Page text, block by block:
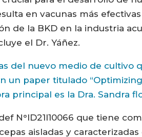
en vacunas más
de la BKD en la industria
el Dr. Yáñez.
del nuevo medio de cultivo
un paper titulado
principal es la Dra. Sandra
N°ID21I10066 que tiene
aisladas y